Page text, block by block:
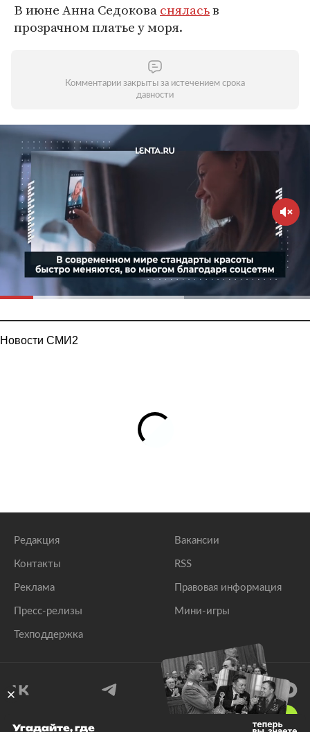
В июне Анна Седоковасняласьв
прозрачном платье у моря.
Комментарии закрыты за истечением срока
давности
Новости СМИ2
Редакция
Контакты
Реклама
Пресс-релизы
Техподдержка
Вакансии
RSS
Правовая информация
Мини-игры
Угадайте, где